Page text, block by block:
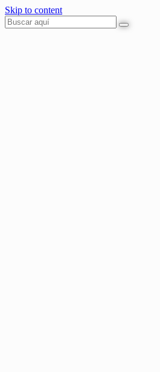
Skip to content